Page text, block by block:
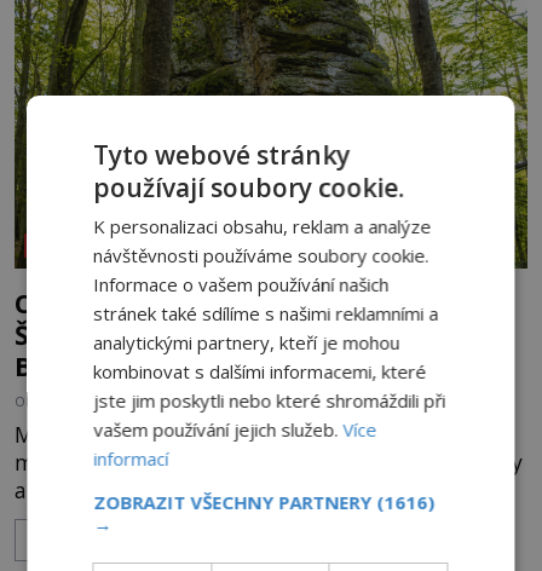
vyhýbá shonu moderní metropole. Místo, ke
kterému se vážou nejstarší české mýty, ve svých
temných útrobách střeží monumentální
REPORTÁŽE
Otvírají se brány do jiné dimenze:
Šokující tajemství skrytá ve Velkém
Blaníku
OD HELENA STEJSKALOVÁ 21.7.2026 3.4TIS
Mýty opředený masiv Velkého Blaníku vzbuzuje
mezi záhadology mrazení, neboť jeho suťové svahy
a mlčenlivé skalní útesy podle mnoha svědectví
fungují jako anomální zóny, kde selhává lidské
Tyto webové stránky
používají soubory cookie.
K personalizaci obsahu, reklam a analýze
návštěvnosti používáme soubory cookie.
Informace o vašem používání našich
stránek také sdílíme s našimi reklamními a
analytickými partnery, kteří je mohou
kombinovat s dalšími informacemi, které
jste jim poskytli nebo které shromáždili při
vašem používání jejich služeb.Více
informací
ZOBRAZIT VŠECHNY PARTNERY (1616)
→